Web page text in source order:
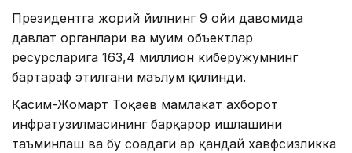
Президентга жорий йилнинг 9 ойи давомида
давлат органлари ва муҳим объектлар
ресурсларига 163,4 миллион киберҳужумнинг
бартараф этилгани маълум қилинди.
Қасим-Жомарт Тоқаев мамлакат ахборот
инфратузилмасининг барқарор ишлашини
таъминлаш ва бу соҳадаги ҳар қандай хавфсизликка